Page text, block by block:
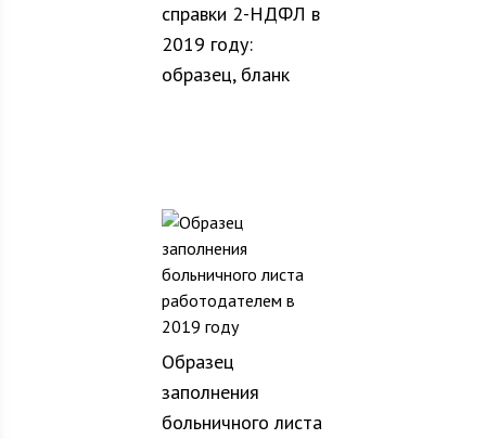
справки 2-НДФЛ в
2019 году:
образец, бланк
Образец
заполнения
больничного листа